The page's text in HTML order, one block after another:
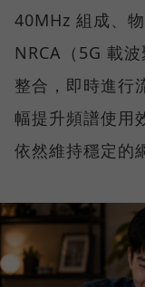
40MHz 組成、
NRCA（5G 載
整合，即時進行
幅提升頻譜使用
依然維持穩定的